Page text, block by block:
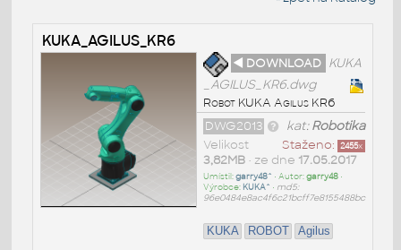
KUKA_AGILUS_KR6
◄ DOWNLOAD KUKA
_AGILUS_KR6.dwg
Robot KUKA Agilus KR6
kat:Robotika
DWG2013
Staženo: 2455x
Velikost
3,82MB• ze dne 17.05.2017
Umístil:garry48^ • Autor:garry48•
Výrobce: KUKA^ • md5:
96e0484e8ac4f6c21bcff7e8155488bc
KUKA ROBOT Agilus